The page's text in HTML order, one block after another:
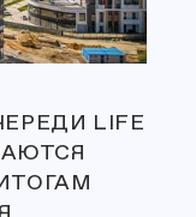
LIFE